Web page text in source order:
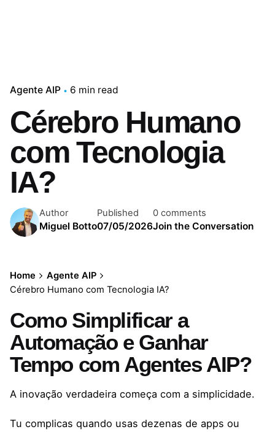
Agente AIP 6 min read
Cérebro Humano
com Tecnologia
IA?
Author
Miguel Botto
Published
07/05/2026
0 comments
Join the Conversation
Home
Agente AIP
Cérebro Humano com Tecnologia IA?
Como Simplificar a
Automação e Ganhar
Tempo com Agentes AIP?
A inovação verdadeira começa com a simplicidade.
Tu complicas quando usas dezenas de apps ou